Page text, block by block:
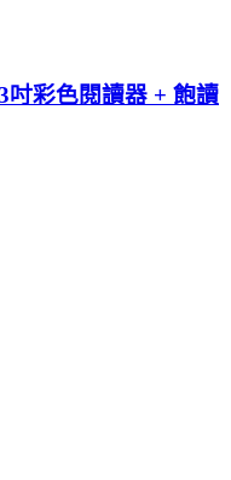
吋彩色閱讀器 + 飽讀